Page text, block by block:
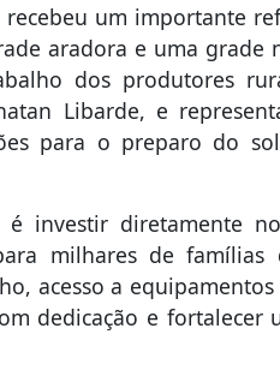
um importante
aradora e uma grade
dos produtores
Libarde, e
para o preparo do
investir diretamente
milhares de
acesso a
dedicação e fortalecer